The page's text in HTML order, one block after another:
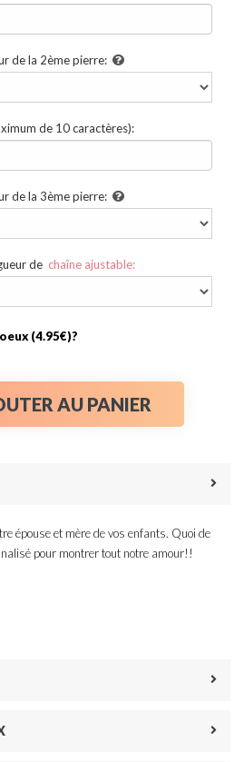
de la 2ème pierre:
de 10 caractères):
de la 3ème pierre:
de chaîne ajustable:
(4.95€)?
AU PANIER
épouse et mère de vos enfants. Quoi de
pour montrer tout notre amour!!